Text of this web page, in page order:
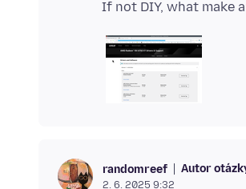
randomreef Autor
2. 6. 2025 9:32